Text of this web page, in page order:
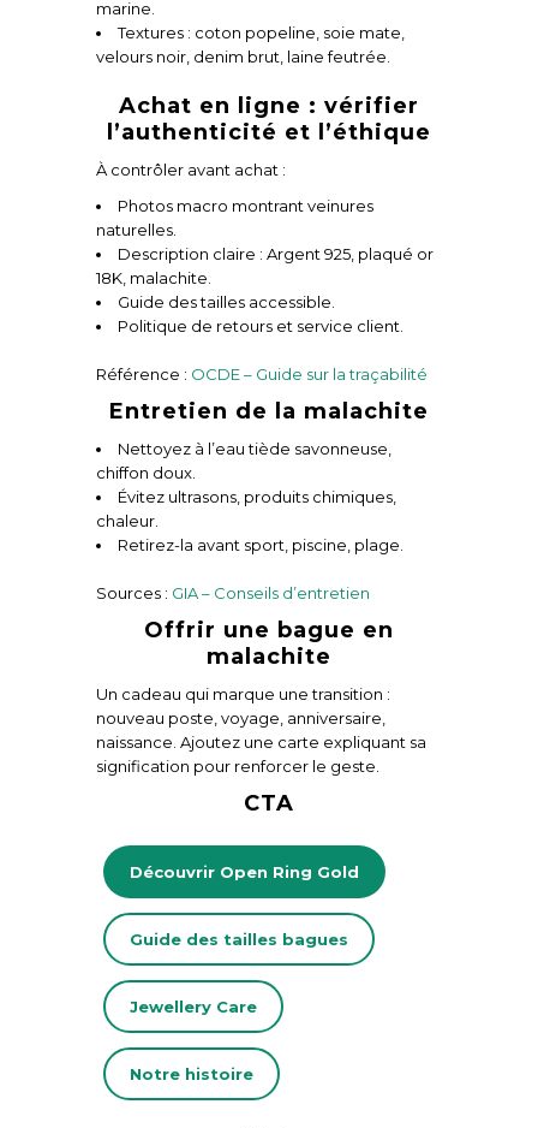
marine.
Textures : coton popeline, soie mate,
velours noir, denim brut, laine feutrée.
Achat en ligne : vérifier
l’authenticité et l’éthique
À contrôler avant achat :
Photos macro montrant veinures
naturelles.
Description claire : Argent 925, plaqué or
18K, malachite.
Guide des tailles accessible.
Politique de retours et service client.
Référence : OCDE – Guide sur la traçabilité
Entretien de la malachite
Nettoyez à l’eau tiède savonneuse,
chiffon doux.
Évitez ultrasons, produits chimiques,
chaleur.
Retirez-la avant sport, piscine, plage.
Sources : GIA – Conseils d’entretien
Offrir une bague en
malachite
Un cadeau qui marque une transition :
nouveau poste, voyage, anniversaire,
naissance. Ajoutez une carte expliquant sa
signification pour renforcer le geste.
CTA
Découvrir Open Ring Gold
Guide des tailles bagues
Jewellery Care
Notre histoire